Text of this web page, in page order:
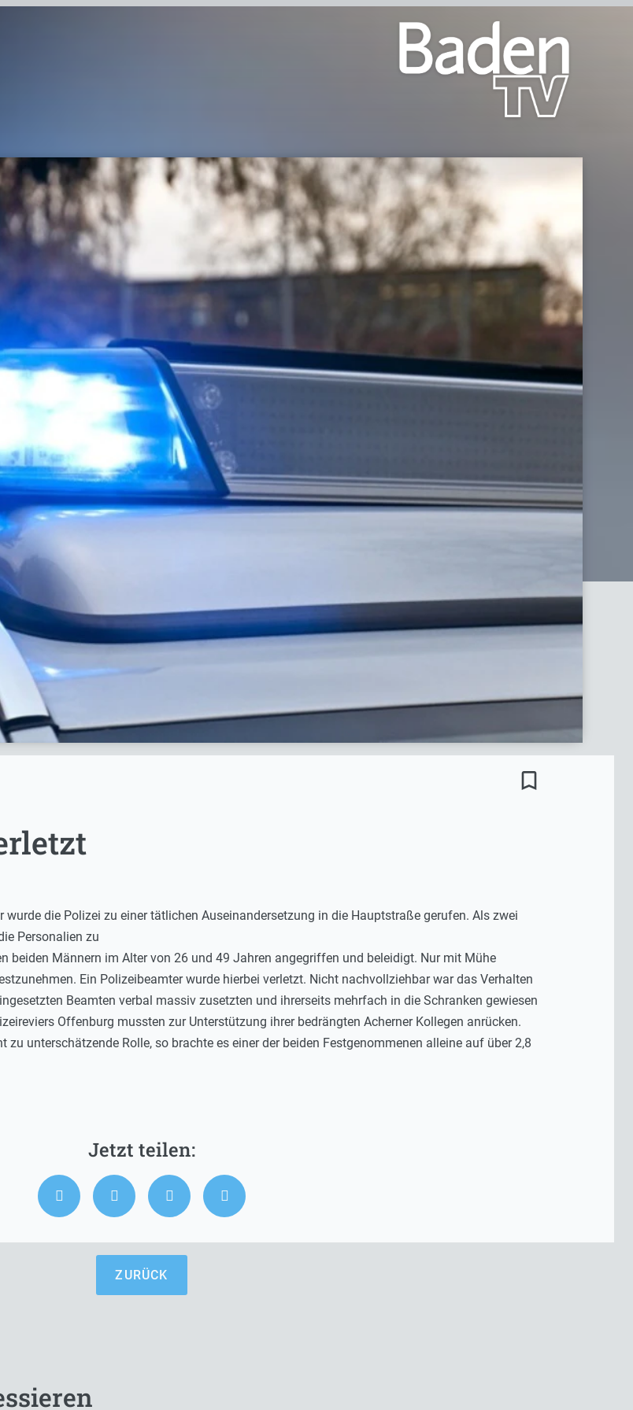
bookmark_border
wurde die Polizei zu einer tätlichen Auseinandersetzung in die Hauptstraße gerufen. Als zwei
Personalien zu
beiden Männern im Alter von 26 und 49 Jahren angegriffen und beleidigt. Nur mit Mühe
Ein Polizeibeamter wurde hierbei verletzt. Nicht nachvollziehbar war das Verhalten
Beamten verbal massiv zusetzten und ihrerseits mehrfach in die Schranken gewiesen
Offenburg mussten zur Unterstützung ihrer bedrängten Acherner Kollegen anrücken.
unterschätzende Rolle, so brachte es einer der beiden Festgenommenen alleine auf über 2,8
ZURÜCK